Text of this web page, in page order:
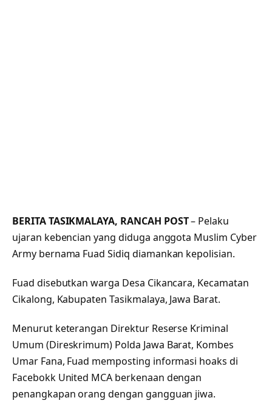
BERITA TASIKMALAYA, RANCAH POST– Pelaku
ujaran kebencian yang diduga anggota Muslim Cyber
Army bernama Fuad Sidiq diamankan kepolisian.
Fuad disebutkan warga Desa Cikancara, Kecamatan
Cikalong, Kabupaten Tasikmalaya, Jawa Barat.
Menurut keterangan Direktur Reserse Kriminal
Umum (Direskrimum) Polda Jawa Barat, Kombes
Umar Fana, Fuad memposting informasi hoaks di
Facebokk United MCA berkenaan dengan
penangkapan orang dengan gangguan jiwa.